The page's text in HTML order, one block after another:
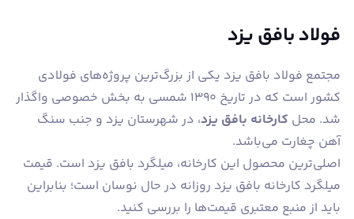
فولاد بافق یزد
مجتمع فولاد بافق یزد یکی از بزرگ‌ترین پروژه‌های فولادی
کشور است که در تاریخ 1390 شمسی به بخش خصوصی واگذار
شد. محل کارخانه بافق یزد، در شهرستان یزد و جنب سنگ
آهن چغارت می‌باشد.
اصلی‌ترین محصول این کارخانه، میلگرد بافق یزد است. قیمت
میلگرد کارخانه بافق یزد روزانه در حال نوسان است؛ بنابراین
باید از منبع معتبری قیمت‌ها را بررسی کنید.